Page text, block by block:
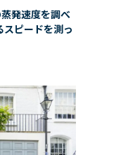
発速度を調べ
ピードを測っ